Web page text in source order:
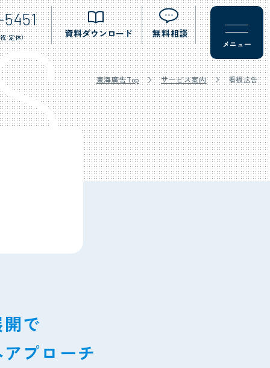
定休） 資料ダウンロード 無料相談
東海廣告Top サービス案内 看板広告
で
プローチ